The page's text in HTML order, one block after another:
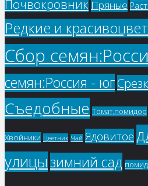
Почвокровник Пряные
Редкие и
Сбор
семян:Россия - юг
Съедобные Томат,помидор
Хвойники Цветник Чай Ядовитое
улицызимний сад